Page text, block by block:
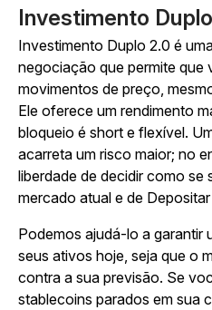
Investimento
Investimento Duplo 2.0 é
negociação que permite que
movimentos de preço,
Ele oferece um rendimento
bloqueio é short e flexível.
acarreta um risco maior; no
liberdade de decidir como se
mercado atual e de
Podemos ajudá-lo a garantir
seus ativos hoje, seja que o
contra a sua previsão. Se
stablecoins parados em sua